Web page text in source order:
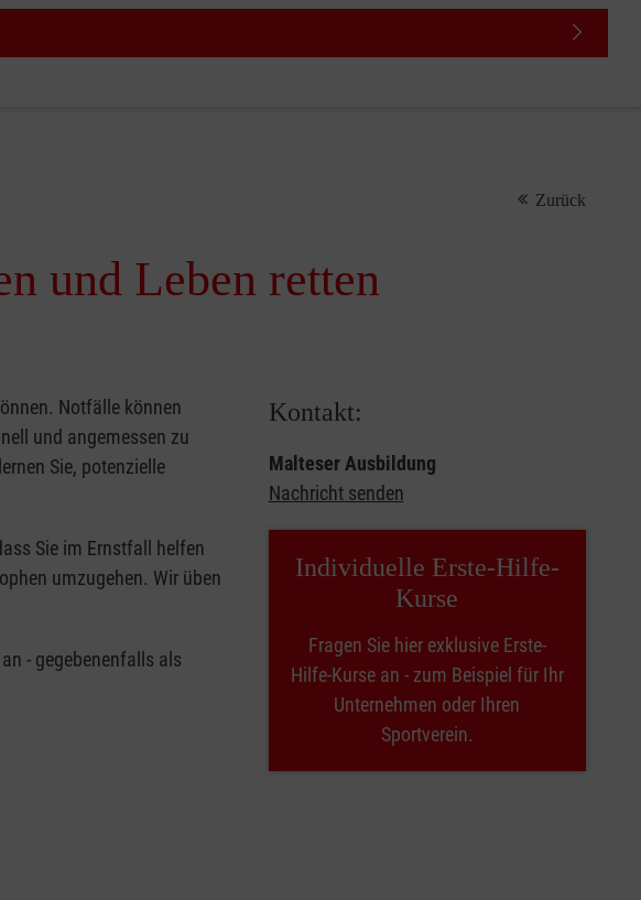
Zurück
und Leben retten
Notfälle können
und angemessen zu
Sie, potenzielle
Sie im Ernstfall helfen
umzugehen. Wir üben
- gegebenenfalls als
Kontakt:
Malteser Ausbildung
Nachricht senden
Individuelle Erste-Hilfe-
Kurse
Fragen Sie hier exklusive Erste-
Hilfe-Kurse an - zum Beispiel für Ihr
Unternehmen oder Ihren
Sportverein.